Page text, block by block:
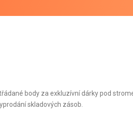
body za exkluzívní dárky pod
skladových zásob.